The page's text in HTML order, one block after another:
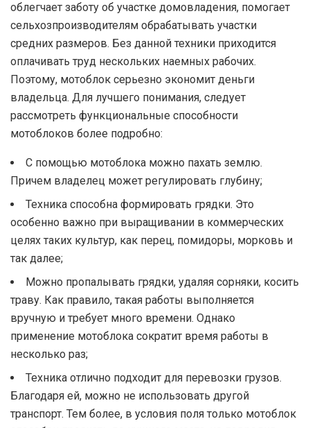
облегчает заботу об участке домовладения, помогает
сельхозпроизводителям обрабатывать участки
средних размеров. Без данной техники приходится
оплачивать труд нескольких наемных рабочих.
Поэтому, мотоблок серьезно экономит деньги
владельца. Для лучшего понимания, следует
рассмотреть функциональные способности
мотоблоков более подробно:
С помощью мотоблока можно пахать землю.
Причем владелец может регулировать глубину;
Техника способна формировать грядки. Это
особенно важно при выращивании в коммерческих
целях таких культур, как перец, помидоры, морковь и
так далее;
Можно пропалывать грядки, удаляя сорняки, косить
траву. Как правило, такая работы выполняется
вручную и требует много времени. Однако
применение мотоблока сократит время работы в
несколько раз;
Техника отлично подходит для перевозки грузов.
Благодаря ей, можно не использовать другой
транспорт. Тем более, в условия поля только мотоблок